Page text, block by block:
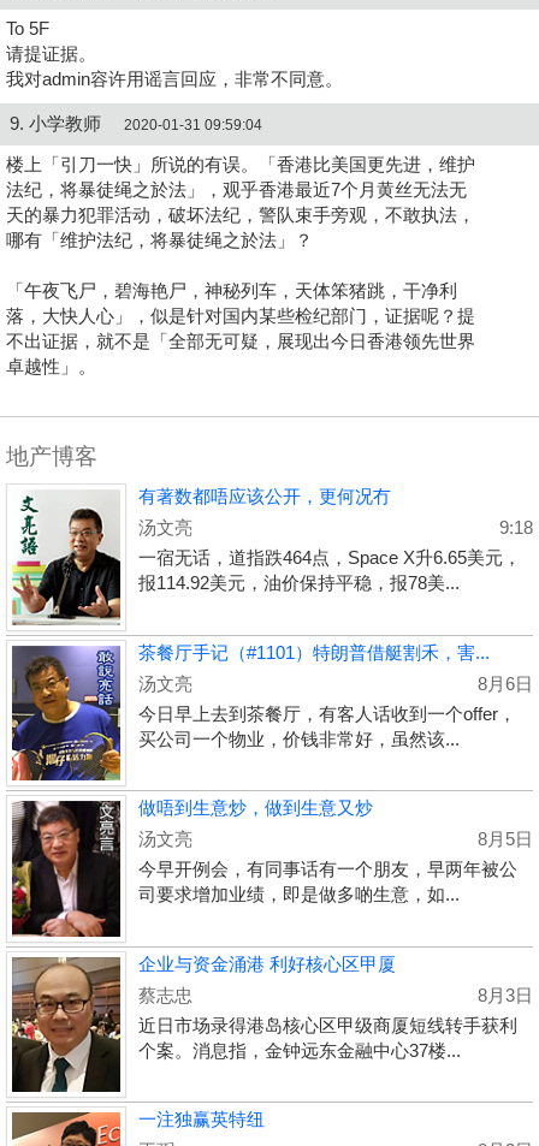
To 5F
请提证据。
我对admin容许用谣言回应，非常不同意。
9. 小学教师 2020-01-31 09:59:04
楼上「引刀一快」所说的有误。「香港比美国更先进，维护
法纪，将暴徒绳之於法 」，观乎香港最近7个月黄丝无法无
天的暴力犯罪活动，破坏法纪，警队束手旁观，不敢执法，
哪有「维护法纪，将暴徒绳之於法 」？
「午夜飞尸，碧海艳尸，神秘列车，天体笨猪跳，干净利
落，大快人心 」，似是针对国内某些检纪部门，证据呢？提
不出证据，就不是「全部无可疑，展现出今日香港领先世界
卓越性 」。
地产博客
有著数都唔应该公开，更何况冇
汤文亮
9:18
一宿无话，道指跌464点，Space X升6.65美元，
报114.92美元，油价保持平稳，报78美...
茶餐厅手记（#1101）特朗普借艇割禾，害...
汤文亮
8月6日
今日早上去到茶餐厅，有客人话收到一个offer，
买公司一个物业，价钱非常好，虽然该...
做唔到生意炒，做到生意又炒
汤文亮
8月5日
今早开例会，有同事话有一个朋友，早两年被公
司要求增加业绩，即是做多啲生意，如...
企业与资金涌港 利好核心区甲厦
蔡志忠
8月3日
近日市场录得港岛核心区甲级商厦短线转手获利
个案。消息指，金钟远东金融中心37楼...
一注独赢英特纽